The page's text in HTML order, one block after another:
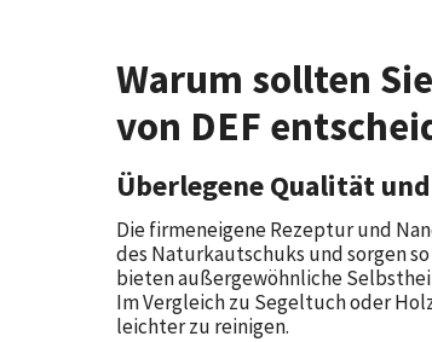
Warum sollten
von DEF
Überlegene Qualität
Die firmeneigene Rezeptur und
des Naturkautschuks und sorgen
bieten außergewöhnliche
Im Vergleich zu Segeltuch oder
leichter zu reinigen.